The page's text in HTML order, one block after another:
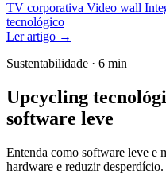
TV corporativa Video wall
tecnológico
Ler artigo →
Sustentabilidade · 6 min
Upcycling
software leve
Entenda como software leve e
hardware e reduzir desperdício.